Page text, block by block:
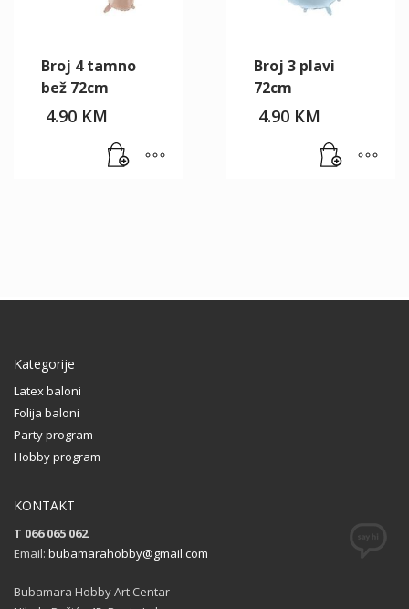
Broj 4 tamno
bež 72cm
4.90 KM
Broj 3 plavi
72cm
4.90 KM
Kategorije
Latex baloni
Folija baloni
Party program
Hobby program
KONTAKT
T 066 065 062
Email: bubamarahobby@gmail.com
Bubamara Hobby Art Centar